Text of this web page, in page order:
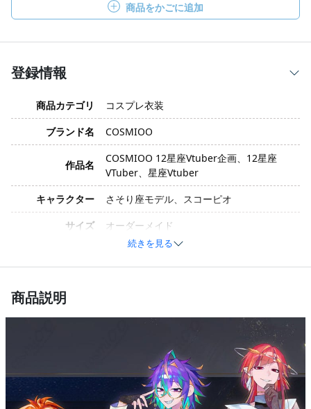
商品をかごに追加
登録情報
商品カテゴリ
コスプレ衣装
ブランド名
COSMIOO
作品名
COSMIOO 12星座Vtuber企画、12星座
VTuber、星座Vtuber
キャラクター
さそり座モデル、スコーピオ
サイズ
オーダーメイド
コスプレ専用生地
発送予定
（※土日祝除く）、合計で12～22営業日程
支払い方法
クレジットカード（VISA、Master、JCB、
Discover、AMERICAN EXPRESS）、
PayPal、銀行振込
続きを見る
商品説明